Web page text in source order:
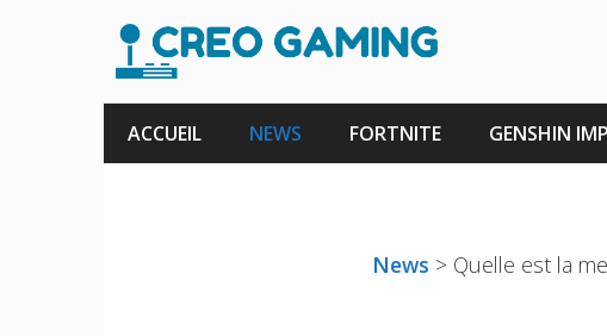
contenu
ACCUEIL NEWS FORTNITE GENSHIN
News > Quelle est la